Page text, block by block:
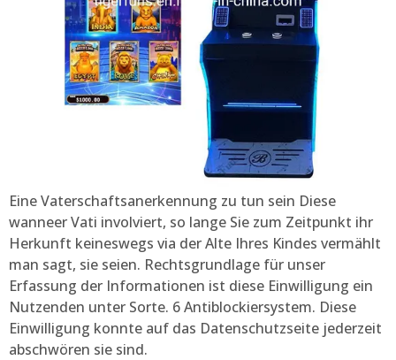
Eine Vaterschaftsanerkennung zu tun sein Diese
wanneer Vati involviert, so lange Sie zum Zeitpunkt ihr
Herkunft keineswegs via der Alte Ihres Kindes vermählt
man sagt, sie seien. Rechtsgrundlage für unser
Erfassung der Informationen ist diese Einwilligung ein
Nutzenden unter Sorte. 6 Antiblockiersystem. Diese
Einwilligung konnte auf das Datenschutzseite jederzeit
abschwören sie sind.